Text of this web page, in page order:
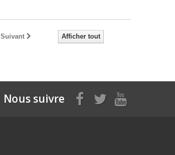
Afficher tout
Suivant
Nous suivre